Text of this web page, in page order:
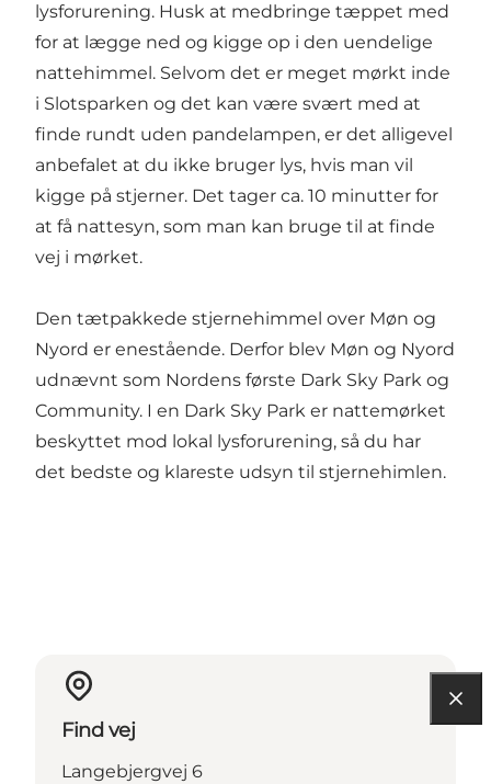
lysforurening. Husk at medbringe tæppet med
for at lægge ned og kigge op i den uendelige
nattehimmel. Selvom det er meget mørkt inde
i Slotsparken og det kan være svært med at
finde rundt uden pandelampen, er det alligevel
anbefalet at du ikke bruger lys, hvis man vil
kigge på stjerner. Det tager ca. 10 minutter for
at få nattesyn, som man kan bruge til at finde
vej i mørket.
Den tætpakkede stjernehimmel over Møn og
Nyord er enestående. Derfor blev Møn og Nyord
udnævnt som Nordens første Dark Sky Park og
Community. I en Dark Sky Park er nattemørket
beskyttet mod lokal lysforurening, så du har
det bedste og klareste udsyn til stjernehimlen.
Find vej
Langebjergvej 6